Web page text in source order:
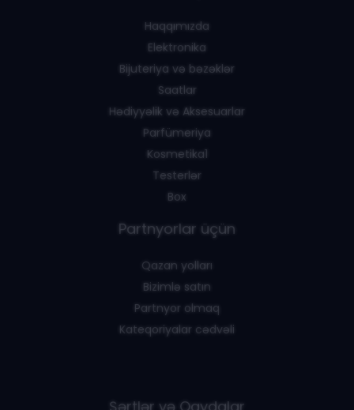
Haqqımızda
Elektronika
Bijuteriya və bəzəklər
Saatlar
Hədiyyəlik və Aksesuarlar
Parfümeriya
Kosmetika1
Testerlər
Box
Partnyorlar üçün
Qazan yolları
Bizimlə satın
Partnyor olmaq
Kateqoriyalar cədvəli